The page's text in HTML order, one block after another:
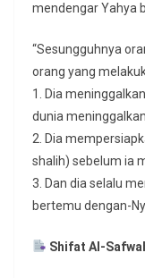
mendengar Yahya
“Sesungguhnya
orang yang
1. Dia
dunia
2. Dia
shalih) sebelum ia
3. Dan dia selalu
bertemu dengan-
Shifat Al-